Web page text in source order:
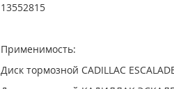
13552815
Применимость:
Диск тормозной CADILLAC